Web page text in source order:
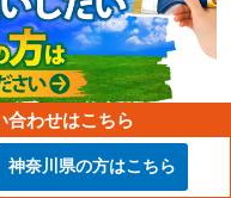
合わせはこちら
神奈川県の方はこちら